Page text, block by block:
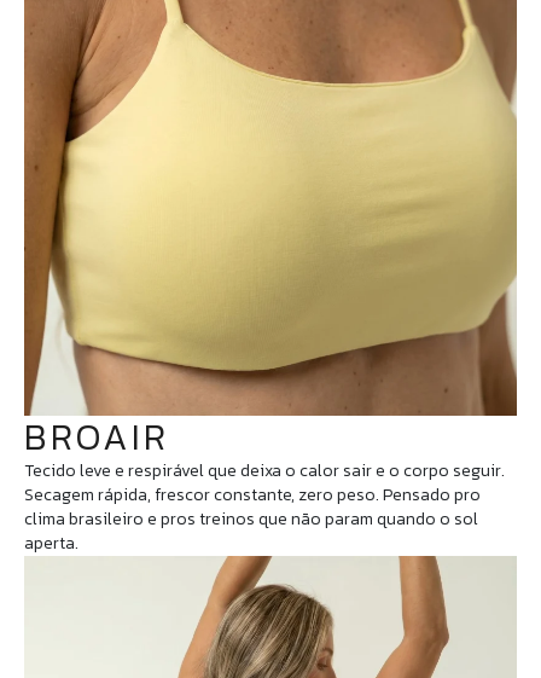
BROAIR
Tecido leve e respirável que deixa o calor sair e o corpo seguir.
Secagem rápida, frescor constante, zero peso. Pensado pro
clima brasileiro e pros treinos que não param quando o sol
aperta.